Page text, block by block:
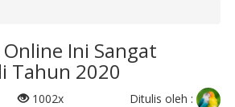
Ini Sangat
Tahun 2020
1002x
Ditulis oleh :